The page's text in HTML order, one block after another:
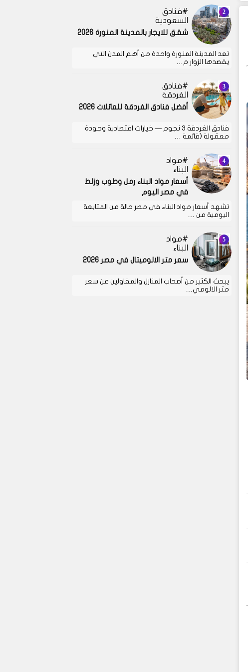
فنادق
السعودية
شقق للايجار بالمدينة المنورة 2026
تعد المدينة المنورة واحدة من أهم المدن التي
يقصدها الزوار م…
فنادق
الغردقة
أفضل فنادق الغردقة للعائلات 2026
فنادق الغردقة 3 نجوم — خيارات اقتصادية وجودة
معقولة (قائمة …
مواد
البناء
أسعار مواد البناء رمل وطوب وزلط
في مصر اليوم
تشهد أسعار مواد البناء في مصر حالة من المتابعة
اليومية من …
مواد
البناء
سعر متر الالوميتال في مصر 2026
يبحث الكثير من أصحاب المنازل والمقاولين عن سعر
متر الالومي…